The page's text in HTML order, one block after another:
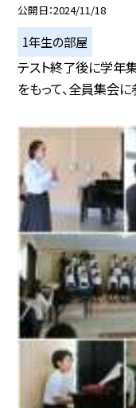
公開日 2024/11/18
1年生の部屋
テスト終了後に学年
をもって、全員集会